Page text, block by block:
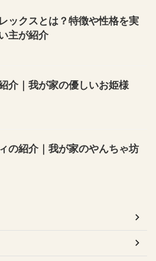
ックスとは？特徴や性格を実
主が紹介
介｜我が家の優しいお姫様
の紹介｜我が家のやんちゃ坊